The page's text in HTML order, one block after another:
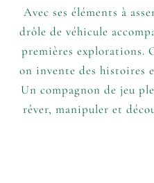
Avec ses éléments à
drôle de véhicule
premières explorations.
on invente des histoires
Un compagnon de jeu
rêver, manipuler et